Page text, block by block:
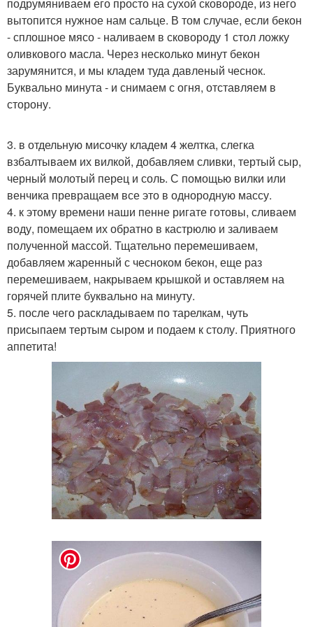
вытопится нужное нам сальце. В том случае, если бекон
- сплошное мясо - наливаем в сковороду 1 стол ложку
оливкового масла. Через несколько минут бекон
зарумянится, и мы кладем туда давленый чеснок.
Буквально минута - и снимаем с огня, отставляем в
сторону.
3. в отдельную мисочку кладем 4 желтка, слегка
взбалтываем их вилкой, добавляем сливки, тертый сыр,
черный молотый перец и соль. С помощью вилки или
венчика превращаем все это в однородную массу.
4. к этому времени наши пенне ригате готовы, сливаем
воду, помещаем их обратно в кастрюлю и заливаем
полученной массой. Тщательно перемешиваем,
добавляем жаренный с чесноком бекон, еще раз
перемешиваем, накрываем крышкой и оставляем на
горячей плите буквально на минуту.
5. после чего раскладываем по тарелкам, чуть
присыпаем тертым сыром и подаем к столу. Приятного
аппетита!